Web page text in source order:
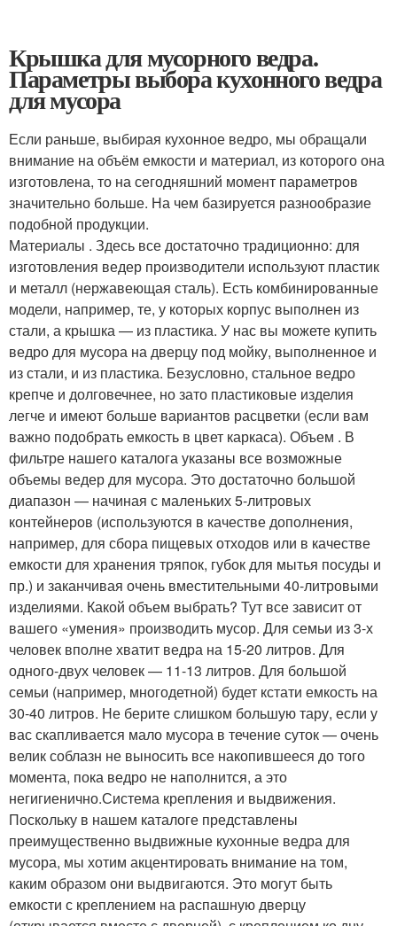
Крышка для мусорного ведра.
Параметры выбора кухонного ведра
для мусора
Если раньше, выбирая кухонное ведро, мы обращали
внимание на объём емкости и материал, из которого она
изготовлена, то на сегодняшний момент параметров
значительно больше. На чем базируется разнообразие
подобной продукции.
Материалы . Здесь все достаточно традиционно: для
изготовления ведер производители используют пластик
и металл (нержавеющая сталь). Есть комбинированные
модели, например, те, у которых корпус выполнен из
стали, а крышка — из пластика. У нас вы можете купить
ведро для мусора на дверцу под мойку, выполненное и
из стали, и из пластика. Безусловно, стальное ведро
крепче и долговечнее, но зато пластиковые изделия
легче и имеют больше вариантов расцветки (если вам
важно подобрать емкость в цвет каркаса). Объем . В
фильтре нашего каталога указаны все возможные
объемы ведер для мусора. Это достаточно большой
диапазон — начиная с маленьких 5-литровых
контейнеров (используются в качестве дополнения,
например, для сбора пищевых отходов или в качестве
емкости для хранения тряпок, губок для мытья посуды и
пр.) и заканчивая очень вместительными 40-литровыми
изделиями. Какой объем выбрать? Тут все зависит от
вашего «умения» производить мусор. Для семьи из 3-х
человек вполне хватит ведра на 15-20 литров. Для
одного-двух человек — 11-13 литров. Для большой
семьи (например, многодетной) будет кстати емкость на
30-40 литров. Не берите слишком большую тару, если у
вас скапливается мало мусора в течение суток — очень
велик соблазн не выносить все накопившееся до того
момента, пока ведро не наполнится, а это
негигиенично.Система крепления и выдвижения.
Поскольку в нашем каталоге представлены
преимущественно выдвижные кухонные ведра для
мусора, мы хотим акцентировать внимание на том,
каким образом они выдвигаются. Это могут быть
емкости с креплением на распашную дверцу